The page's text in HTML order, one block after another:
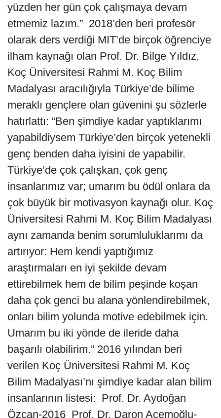
yüzden her gün çok çalışmaya devam
etmemiz lazım.” 2018’den beri profesör
olarak ders verdiği MIT’de birçok öğrenciye
ilham kaynağı olan Prof. Dr. Bilge Yıldız,
Koç Üniversitesi Rahmi M. Koç Bilim
Madalyası aracılığıyla Türkiye’de bilime
meraklı gençlere olan güvenini şu sözlerle
hatırlattı: “Ben şimdiye kadar yaptıklarımı
yapabildiysem Türkiye’den birçok yetenekli
genç benden daha iyisini de yapabilir.
Türkiye’de çok çalışkan, çok genç
insanlarımız var; umarım bu ödül onlara da
çok büyük bir motivasyon kaynağı olur. Koç
Üniversitesi Rahmi M. Koç Bilim Madalyası
aynı zamanda benim sorumluluklarımı da
artırıyor: Hem kendi yaptığımız
araştırmaları en iyi şekilde devam
ettirebilmek hem de bilim peşinde koşan
daha çok genci bu alana yönlendirebilmek,
onları bilim yolunda motive edebilmek için.
Umarım bu iki yönde de ileride daha
başarılı olabilirim.” 2016 yılından beri
verilen Koç Üniversitesi Rahmi M. Koç
Bilim Madalyası’nı şimdiye kadar alan bilim
insanlarının listesi: Prof. Dr. Aydoğan
Özcan-2016 Prof. Dr. Daron Acemoğlu-